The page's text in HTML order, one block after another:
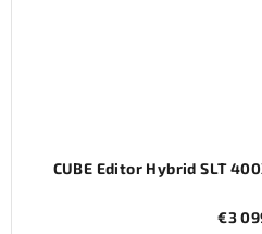
CUBE Editor Hybrid SLT
€3